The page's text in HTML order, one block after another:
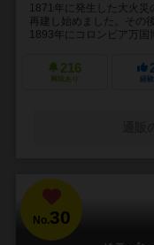
1871年に発生した大火災
再建し始めました。その
1893年にコロンビア万国
216
興味あり 経験
No.30